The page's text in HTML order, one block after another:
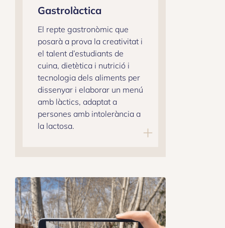
Gastrolàctica
El repte gastronòmic que
posarà a prova la creativitat i
el talent d’estudiants de
cuina, dietètica i nutrició i
tecnologia dels aliments per
dissenyar i elaborar un menú
amb làctics, adaptat a
persones amb intolerància a
la lactosa.